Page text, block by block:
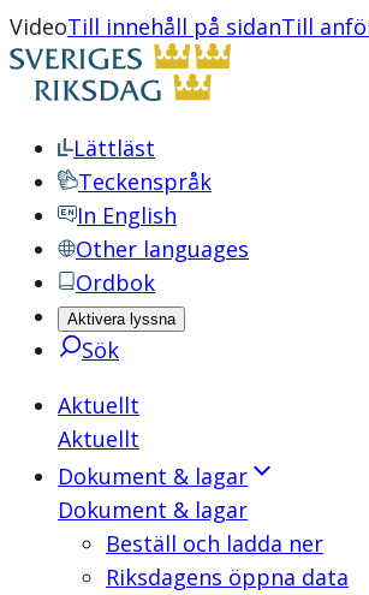
VideoTill innehåll på sidanTill
Lättläst
Teckenspråk
In English
Other languages
Ordbok
Aktivera lyssna
Sök
Aktuellt
Aktuellt
Dokument & lagar
Dokument & lagar
Beställ och ladda ner
Riksdagens öppna data